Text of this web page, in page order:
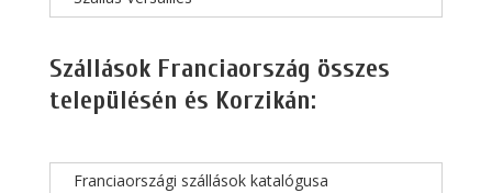
Szállások Franciaország összes
településén és Korzikán:
Franciaországi szállások katalógusa